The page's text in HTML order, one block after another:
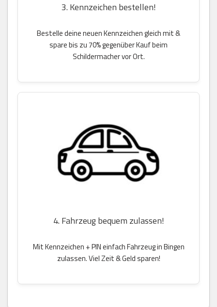
3. Kennzeichen bestellen!
Bestelle deine neuen Kennzeichen gleich mit &
spare bis zu 70% gegenüber Kauf beim
Schildermacher vor Ort.
4. Fahrzeug bequem zulassen!
Mit Kennzeichen + PIN einfach Fahrzeug in Bingen
zulassen. Viel Zeit & Geld sparen!